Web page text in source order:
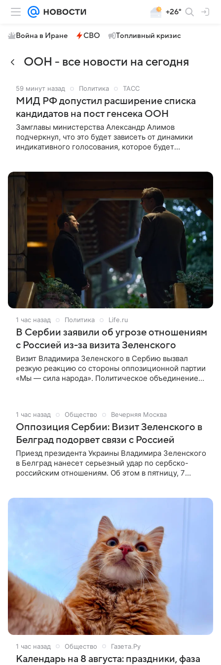
+26°
Война в Иране СВО Топливный кризис
ООН - все новости на сегодня
59 минут назад Политика ТАСС
МИД РФ допустил расширение списка
кандидатов на пост генсека ООН
Замглавы министерства Александр Алимов
подчеркнул, что это будет зависеть от динамики
индикативного голосования, которое будет
генерального секретаря ООН может еще
расшириться. Об этом заявил в комментарии
«Известиям» замглавы МИД РФ Александр Алимов.
1 час назад Политика Life.ru
В Сербии заявили об угрозе отношениям
с Россией из-за визита Зеленского
Визит Владимира Зеленского в Сербию вызвал
резкую реакцию со стороны оппозиционной партии
«Мы — сила народа». Политическое объединение
1 час назад Общество Вечерняя Москва
Оппозиция Сербии: Визит Зеленского в
Белград подорвет связи с Россией
Приезд президента Украины Владимира Зеленского
в Белград нанесет серьезный удар по сербско-
российским отношениям. Об этом в пятницу, 7
1 час назад Общество Газета.Ру
Календарь на 8 августа: праздники, фаза